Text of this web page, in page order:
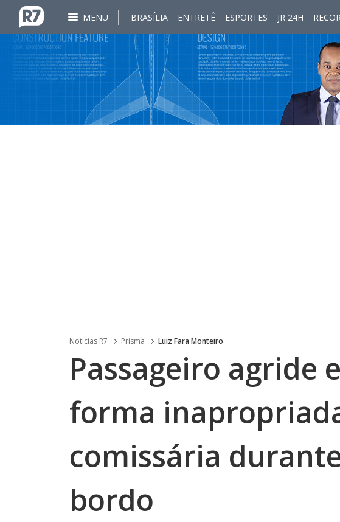
MENU BRASÍLIA ENTRETÊ ESPORTES JR 24H
Noticias R7 Prisma Luiz Fara Monteiro
Passageiro agride
forma
comissária
bordo